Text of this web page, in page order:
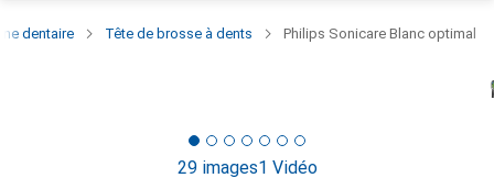
dentaire Tête de brosse à dents Philips Sonicare Blanc optimal
29 images1 Vidéo